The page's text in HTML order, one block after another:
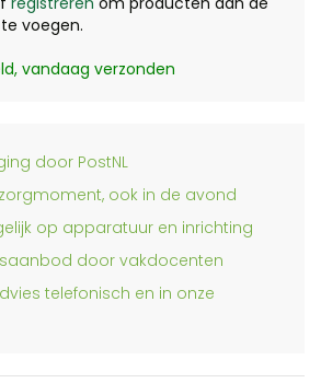
voegen.
vandaag verzonden
door PostNL
ook in de avond
op apparatuur en inrichting
door vakdocenten
telefonisch en in onze